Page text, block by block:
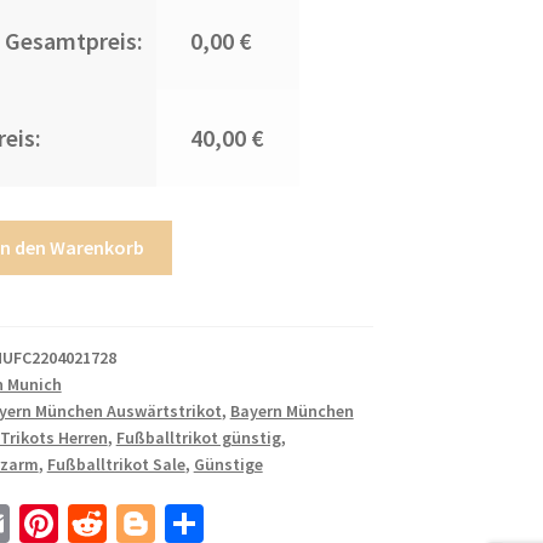
0,00 €
40,00 €
den Warenkorb
Munich
München Auswärtstrikot, Bayern München
Herren, Fußballtrikot günstig,
, Fußballtrikot Sale, Günstige
E Pi R Bl T